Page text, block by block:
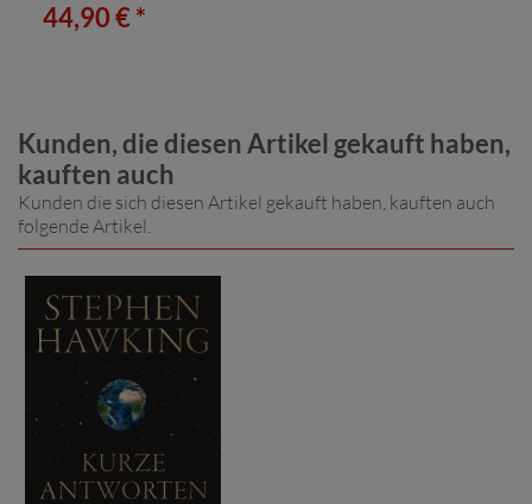
44,90 € *
Kunden, die diesen Artikel gekauft haben,
kauften auch
Kunden die sich diesen Artikel gekauft haben, kauften auch
folgende Artikel.